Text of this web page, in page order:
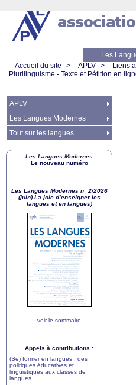
Les
Accueil du site
> APLV > Liens
Plurilinguisme - Texte et Pétition en
APLV
Les Langues Modernes
Tout sur les langues
Les Langues Modernes
Le nouveau numéro
Les Langues Modernes n° 2/2026
(juin) La joie d’enseigner les
langues et en langues)
voir le sommaire
Appels à contributions :
(Se) former en langues : des
politiques éducatives et
linguistiques aux classes de
langues